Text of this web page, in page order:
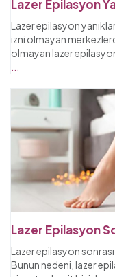
Lazer Epilasyon
Lazer epilasyon
izni olmayan
olmayan lazer
Lazer Epilasyon
Lazer epilasyon
Bunun nedeni, lazer